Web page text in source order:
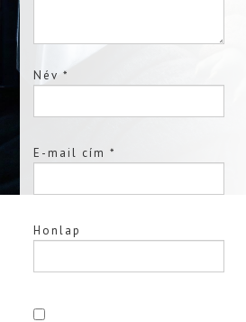
Név*
E-mail cím*
Honlap